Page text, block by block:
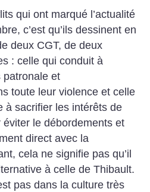
qui ont marqué l’actualité
c’est qu’ils dessinent en
deux CGT, de deux
: celle qui conduit à
patronale et
toute leur violence et celle
à sacrifier les intérêts de
le débordements et
direct avec la
cela ne signifie pas qu’il
à celle de Thibault.
pas dans la culture très